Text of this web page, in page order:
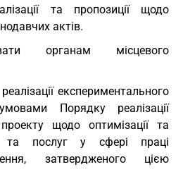
та пропозиції щодо
актів.
органам місцевого
експериментального
Порядку реалізації
щодо оптимізації та
та послуг у сфері праці
затвердженого цією